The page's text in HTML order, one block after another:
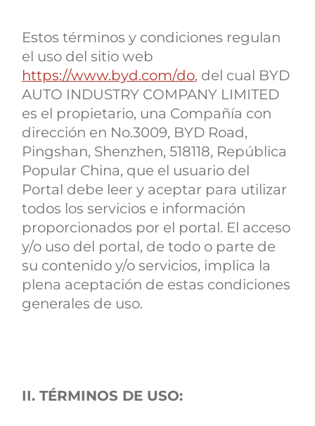
Estos términos y condiciones regulan
el uso del sitio web
https://www.byd.com/do, del cual BYD
AUTO INDUSTRY COMPANY LIMITED
es el propietario, una Compañía con
dirección en No.3009, BYD Road,
Pingshan, Shenzhen, 518118, República
Popular China, que el usuario del
Portal debe leer y aceptar para utilizar
todos los servicios e información
proporcionados por el portal. El acceso
y/o uso del portal, de todo o parte de
su contenido y/o servicios, implica la
plena aceptación de estas condiciones
generales de uso.
II. TÉRMINOS DE USO: